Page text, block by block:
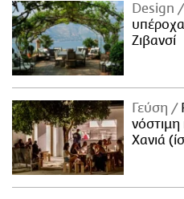
Design
υπέροχα
Ζιβανσί
Γεύση
Χανιά